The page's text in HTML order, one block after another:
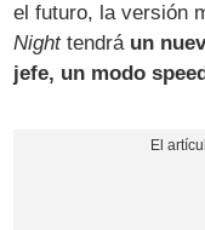
el futuro, la versión
Nighttendrá un
jefe, un modo